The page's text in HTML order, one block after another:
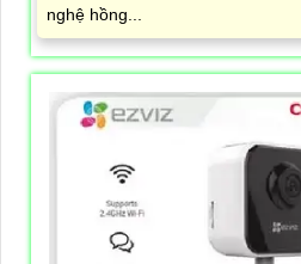
nghệ hồng...